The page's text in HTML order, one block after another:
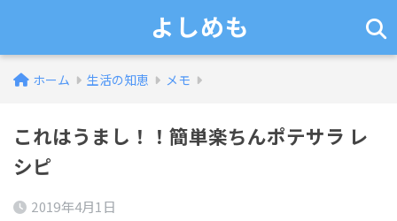
よしめも
ホーム 生活の知恵 メモ
これはうまし！！簡単楽ちんポテサラ レ
シピ
2019年4月1日